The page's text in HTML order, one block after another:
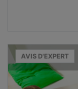
AVIS D'EXPERT